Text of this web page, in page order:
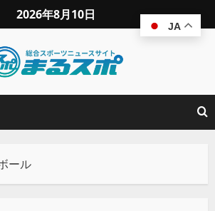
2026年8月10日
ール
JA